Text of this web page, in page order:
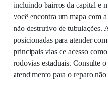
incluindo bairros da capital e
você encontra um mapa com
não destrutivo de tubulações.
posicionadas para atender
principais vias de acesso
rodovias estaduais. Consulte
atendimento para o reparo